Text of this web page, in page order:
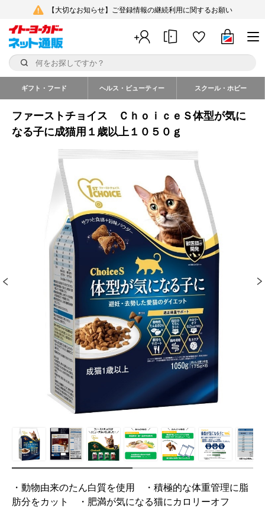
【大切なお知らせ】ご登録情報の継続利用に関するお願い
ギフト・フード ヘルス・ビューティー スクール・ホビー
ファーストチョイス ＣｈｏｉｃｅＳ体型が気に
なる子に成猫用１歳以上１０５０ｇ
・動物由来のたん白質を使用 ・積極的な体重管理に脂
肪分をカット ・肥満が気になる猫にカロリーオフ